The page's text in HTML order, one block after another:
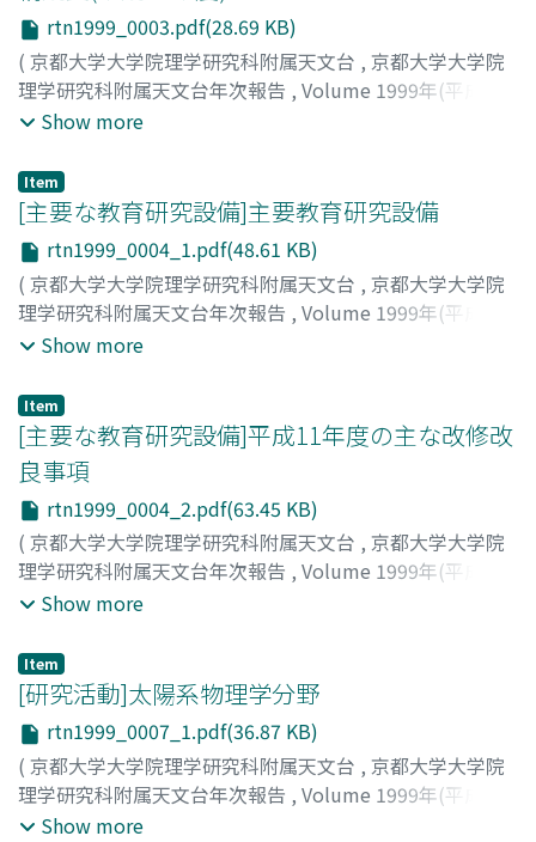
rtn1999_0003.pdf(28.69 KB)
( 京都大学大学院理学研究科附属天文台 , 京都大学大学院
理学研究科附属天文台年次報告 , Volume 1999年(平成11
年),2000,pp.3-3
Show more
Item
[主要な教育研究設備]主要教育研究設備
rtn1999_0004_1.pdf(48.61 KB)
( 京都大学大学院理学研究科附属天文台 , 京都大学大学院
理学研究科附属天文台年次報告 , Volume 1999年(平成11
年),2000,pp.4-4
Show more
Item
[主要な教育研究設備]平成11年度の主な改修改
良事項
rtn1999_0004_2.pdf(63.45 KB)
( 京都大学大学院理学研究科附属天文台 , 京都大学大学院
理学研究科附属天文台年次報告 , Volume 1999年(平成11
年),2000,pp.4-6
Show more
Item
[研究活動]太陽系物理学分野
rtn1999_0007_1.pdf(36.87 KB)
( 京都大学大学院理学研究科附属天文台 , 京都大学大学院
理学研究科附属天文台年次報告 , Volume 1999年(平成11
年),2000,pp.7-7
Show more